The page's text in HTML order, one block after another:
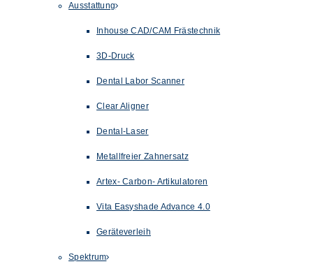
Ausstattung
Inhouse CAD/CAM Frästechnik
3D-Druck
Dental Labor Scanner
Clear Aligner
Dental-Laser
Metallfreier Zahnersatz
Artex- Carbon- Artikulatoren
Vita Easyshade Advance 4.0
Geräteverleih
Spektrum